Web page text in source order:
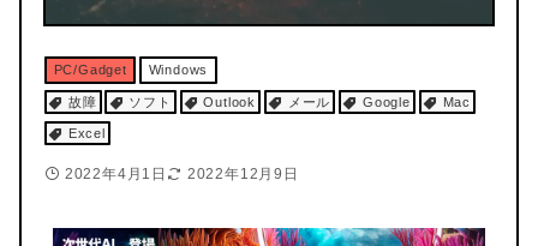
PC/Gadget Windows
故障 ソフト Outlook メール Google Mac
Excel
2022年4月1日 2022年12月9日